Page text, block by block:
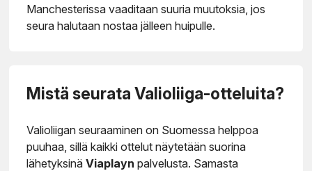
Manchesterissa vaaditaan suuria muutoksia, jos
seura halutaan nostaa jälleen huipulle.
Mistä seurata Valioliiga-otteluita?
Valioliigan seuraaminen on Suomessa helppoa
puuhaa, sillä kaikki ottelut näytetään suorina
lähetyksinäViaplaynpalvelusta. Samasta